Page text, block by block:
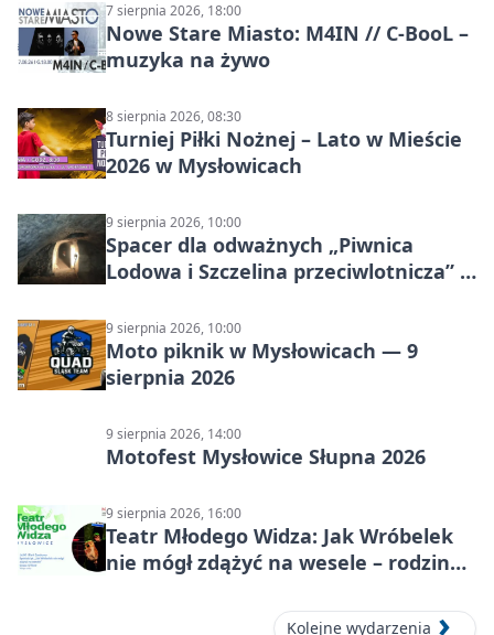
7 sierpnia 2026, 18:00
Nowe Stare Miasto: M4IN // C-BooL –
muzyka na żywo
8 sierpnia 2026, 08:30
Turniej Piłki Nożnej – Lato w Mieście
2026 w Mysłowicach
9 sierpnia 2026, 10:00
Spacer dla odważnych „Piwnica
Lodowa i Szczelina przeciwlotnicza” –
9 sierpnia 2026, 10:00
Moto piknik w Mysłowicach — 9
sierpnia 2026
9 sierpnia 2026, 14:00
Motofest Mysłowice Słupna 2026
9 sierpnia 2026, 16:00
Teatr Młodego Widza: Jak Wróbelek
nie mógł zdążyć na wesele – rodzinny
Kolejne wydarzenia